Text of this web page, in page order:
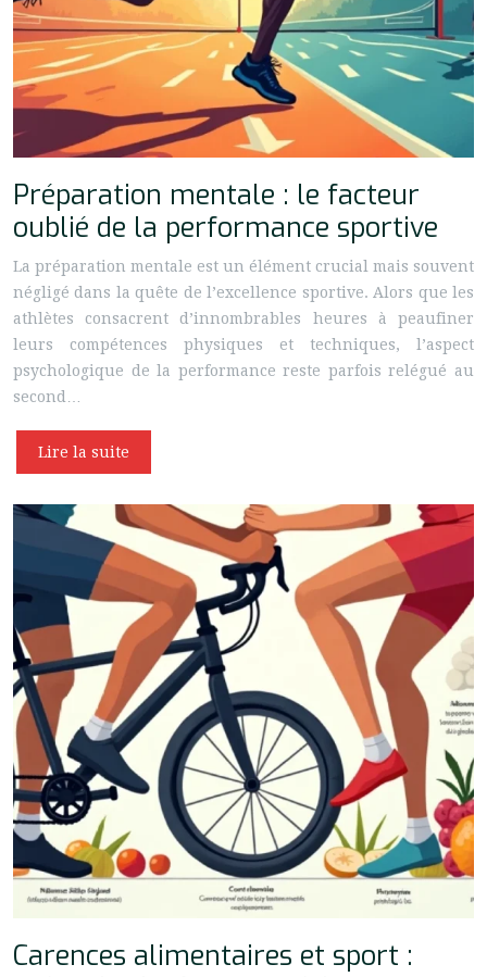
Préparation mentale : le facteur
oublié de la performance sportive
La préparation mentale est un élément crucial mais souvent
négligé dans la quête de l’excellence sportive. Alors que les
athlètes consacrent d’innombrables heures à peaufiner
leurs compétences physiques et techniques, l’aspect
psychologique de la performance reste parfois relégué au
second…
Lire la suite
Carences alimentaires et sport :